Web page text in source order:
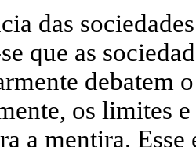
das
que as
debatem
os limites e
a mentira.